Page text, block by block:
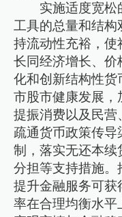
实施适度宽松
工具的总量和结构
持流动性充裕，使
长同经济增长、
化和创新结构性货
市股市健康发展，
提振消费以及民
疏通货币政策传
制，落实无还本续
分担等支持措施。
提升金融服务可获
率在合理均衡水